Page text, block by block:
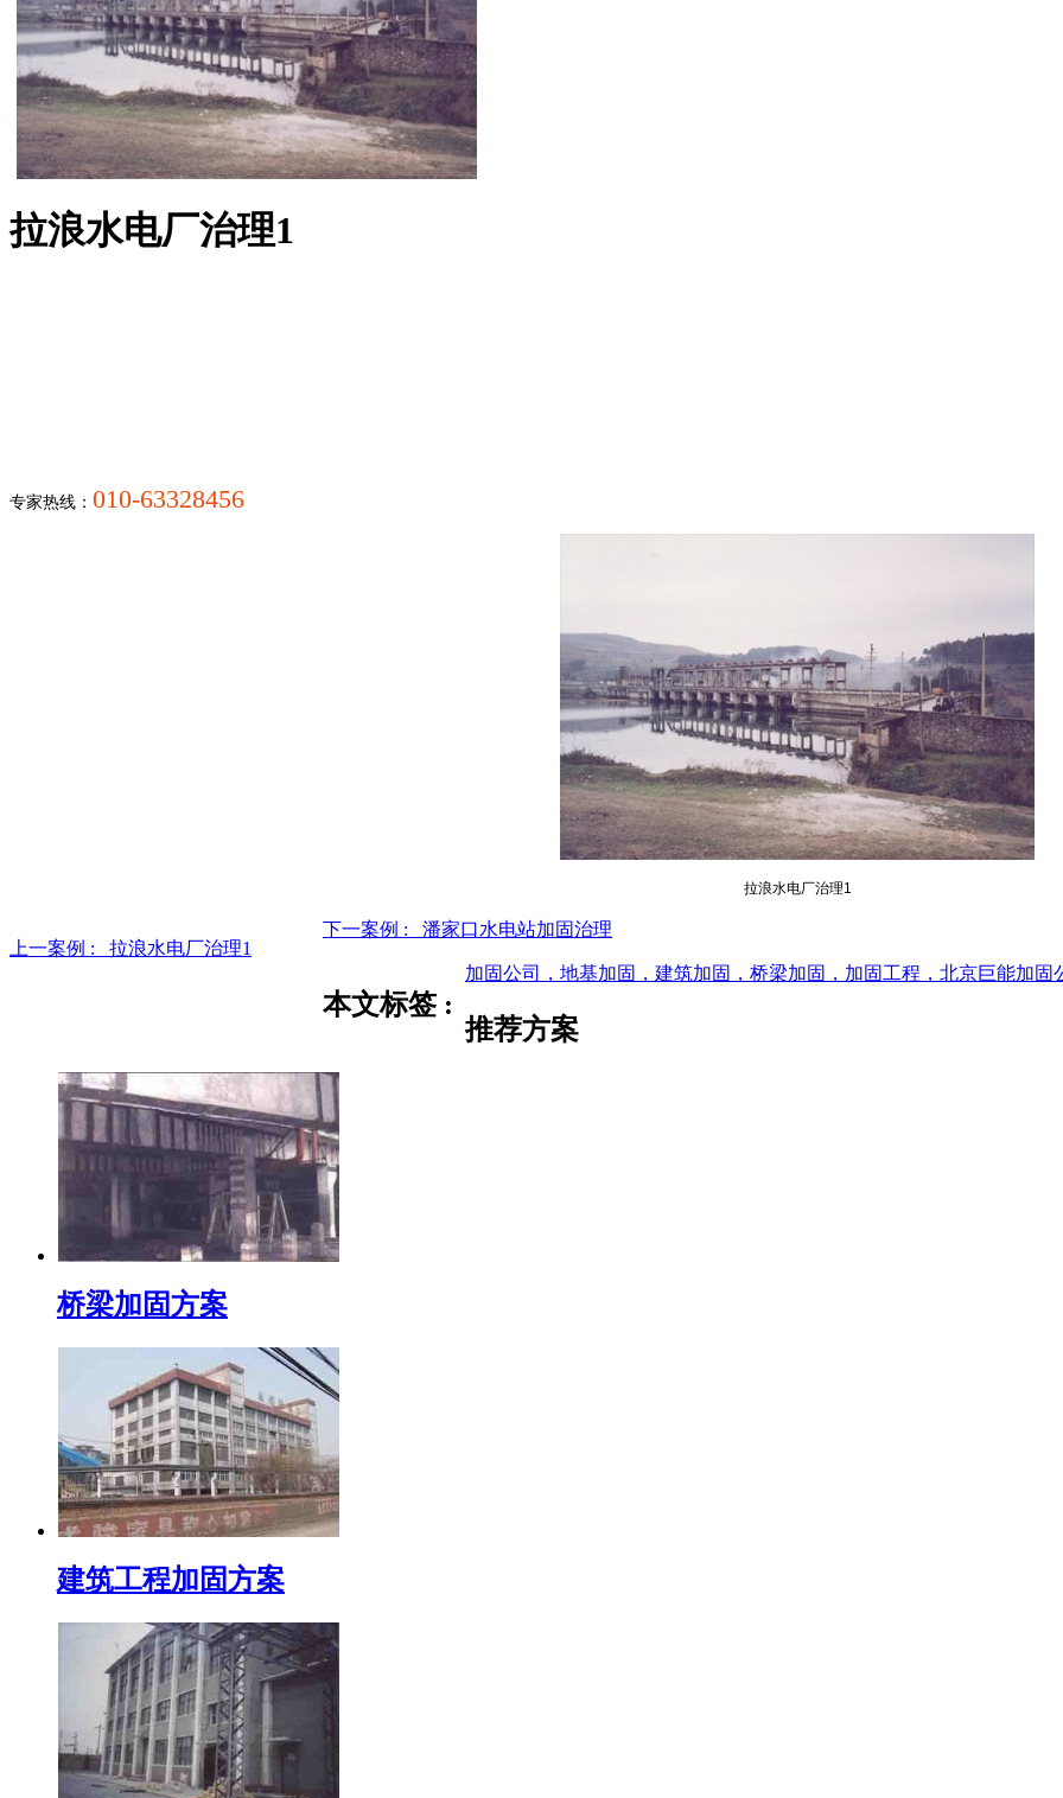
拉浪水电厂治理1
专家热线： 010-63328456
拉浪水电厂治理1
上一案例 : 拉浪水电厂治理1
下一案例 : 潘家口水电站加固治理
本文标签 :
加固公司，地基加固，建筑加固，桥梁加固，加固工程，北京巨能加固
推荐方案
桥梁加固方案
建筑工程加固方案